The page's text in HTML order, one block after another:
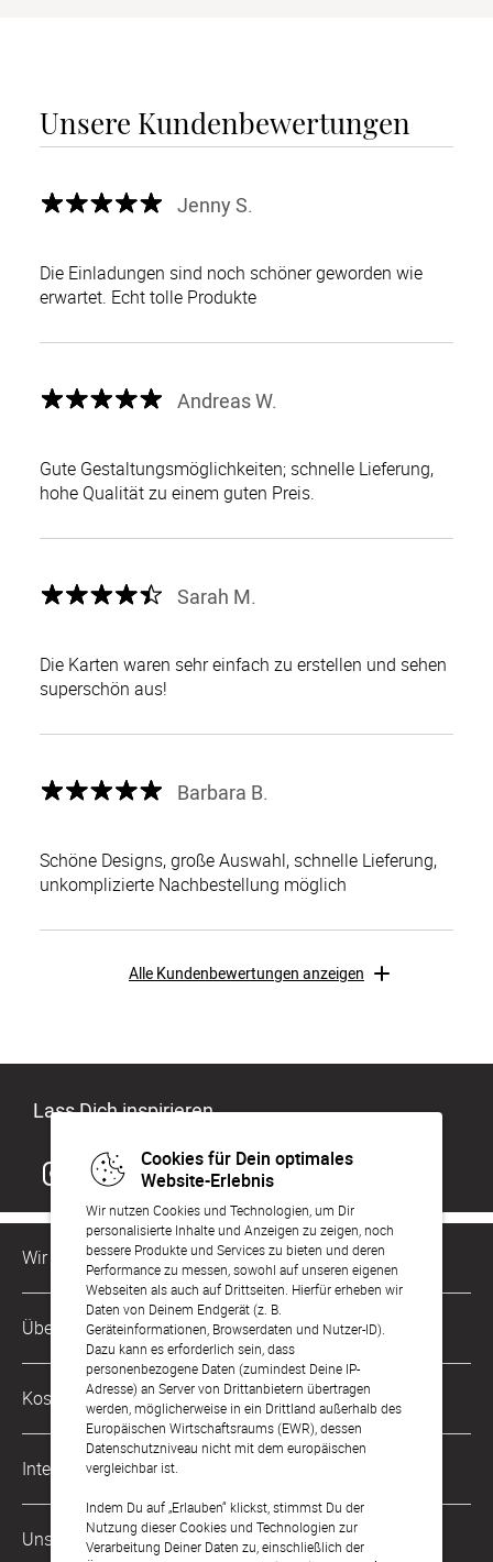
Cookies für Dein optimales
Website-Erlebnis
Wir nutzen Cookies und Technologien, um Dir
personalisierte Inhalte und Anzeigen zu zeigen, noch
bessere Produkte und Services zu bieten und deren
Performance zu messen, sowohl auf unseren eigenen
Webseiten als auch auf Drittseiten. Hierfür erheben wir
Daten von Deinem Endgerät (z. B.
Geräteinformationen, Browserdaten und Nutzer-ID).
Dazu kann es erforderlich sein, dass
personenbezogene Daten (zumindest Deine IP-
Adresse) an Server von Drittanbietern übertragen
werden, möglicherweise in ein Drittland außerhalb des
Europäischen Wirtschaftsraums (EWR), dessen
Datenschutzniveau nicht mit dem europäischen
vergleichbar ist.
Indem Du auf „Erlauben“ klickst, stimmst Du der
Nutzung dieser Cookies und Technologien zur
Verarbeitung Deiner Daten zu, einschließlich der
Unsere Kundenbewertungen
Jenny S.
Die Einladungen sind noch schöner geworden wie
erwartet. Echt tolle Produkte
Andreas W.
Gute Gestaltungsmöglichkeiten; schnelle Lieferung,
hohe Qualität zu einem guten Preis.
Sarah M.
Die Karten waren sehr einfach zu erstellen und sehen
superschön aus!
Barbara B.
Schöne Designs, große Auswahl, schnelle Lieferung,
unkomplizierte Nachbestellung möglich
Alle Kundenbewertungen anzeigen
Lass Dich inspirieren
Wir sind für Dich da
Kundenservice-Hotline
0221 956 725 10
Mo. - Fr. von 9 bis 17 Uhr
kontakt@sendmoments.de
Über Uns
Philosophie
Karriere
Impressum
AGB & Widerrufsrecht
Zahlung & Versand
Kostenlose Services
Musterkarten
Digitale Gästelisten
International
Österreich
Unsere Zahlungsarten